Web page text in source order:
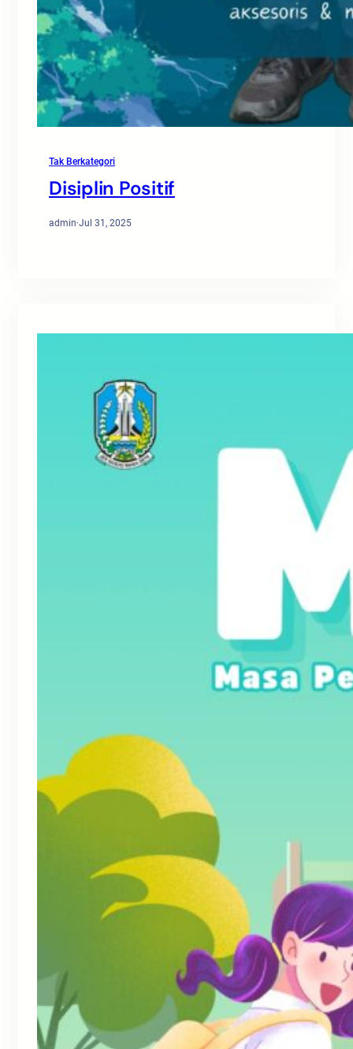
Tak Berkategori
Disiplin Positif
admin·Jul 31, 2025